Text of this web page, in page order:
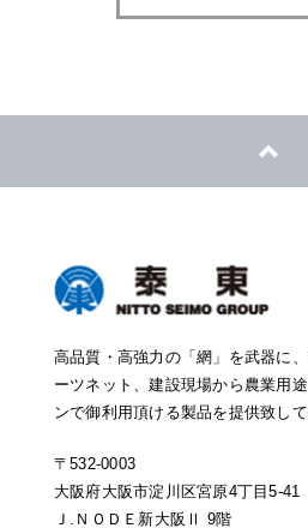
高品質・高強力の「網」を武器に
ーツネット、建設現場から農業用
ンで御利用頂ける製品を提供致して
〒532-0003
大阪府大阪市淀川区宮原4丁目5-41
Ｊ.ＮＯＤＥ新大阪Ⅱ 9階